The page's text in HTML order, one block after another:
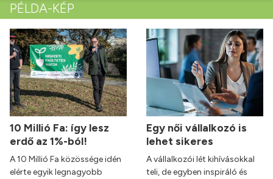
PÉLDA-KÉP
10 Millió Fa: így lesz
erdő az 1%-ból!
A 10 Millió Fa közössége idén
elérte egyik legnagyobb
Egy női vállalkozó is
lehet sikeres
A vállalkozói lét kihívásokkal
teli, de egyben inspiráló és